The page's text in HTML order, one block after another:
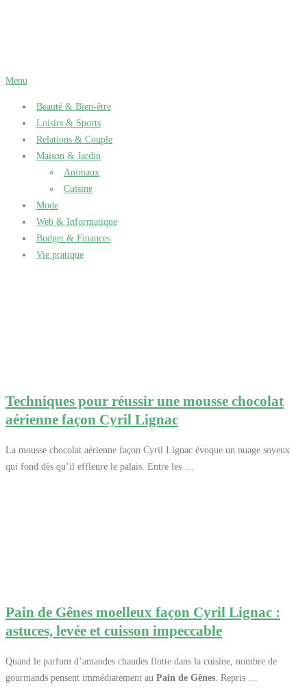
Menu
Beauté & Bien-être
Loisirs & Sports
Relations & Couple
Maison & Jardin
Animaux
Cuisine
Mode
Web & Informatique
Budget & Finances
Vie pratique
Techniques pour réussir une mousse chocolat
aérienne façon Cyril Lignac
La mousse chocolat aérienne façon Cyril Lignac évoque un nuage soyeux
qui fond dès qu’il effleure le palais. Entre les …
Pain de Gênes moelleux façon Cyril Lignac :
astuces, levée et cuisson impeccable
Quand le parfum d’amandes chaudes flotte dans la cuisine, nombre de
gourmands pensent immédiatement au Pain de Gênes . Repris …